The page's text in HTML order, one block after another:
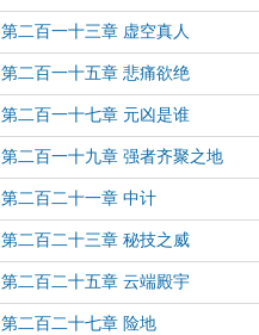
第二百一十三章 虚空真人
第二百一十五章 悲痛欲绝
第二百一十七章 元凶是谁
第二百一十九章 强者齐聚之地
第二百二十一章 中计
第二百二十三章 秘技之威
第二百二十五章 云端殿宇
第二百二十七章 险地